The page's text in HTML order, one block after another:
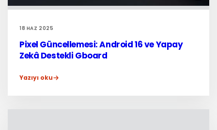
18 HAZ 2025
Pixel Güncellemesi: Android 16 ve Yapay
Zekâ Destekli Gboard
Yazıyı oku